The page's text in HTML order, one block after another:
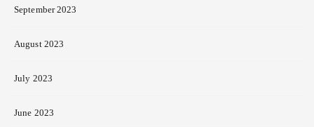
September 2023
August 2023
July 2023
June 2023